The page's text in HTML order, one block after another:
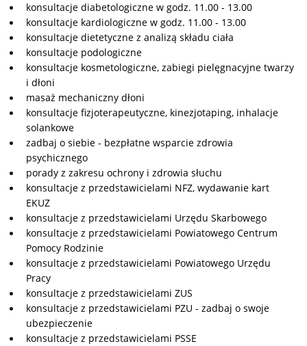
konsultacje diabetologiczne w godz. 11.00 - 13.00
konsultacje kardiologiczne w godz. 11.00 - 13.00
konsultacje dietetyczne z analizą składu ciała
konsultacje podologiczne
konsultacje kosmetologiczne, zabiegi pielęgnacyjne twarzy
i dłoni
masaż mechaniczny dłoni
konsultacje fizjoterapeutyczne, kinezjotaping, inhalacje
solankowe
zadbaj o siebie - bezpłatne wsparcie zdrowia
psychicznego
porady z zakresu ochrony i zdrowia słuchu
konsultacje z przedstawicielami NFZ, wydawanie kart
EKUZ
konsultacje z przedstawicielami Urzędu Skarbowego
konsultacje z przedstawicielami Powiatowego Centrum
Pomocy Rodzinie
konsultacje z przedstawicielami Powiatowego Urzędu
Pracy
konsultacje z przedstawicielami ZUS
konsultacje z przedstawicielami PZU - zadbaj o swoje
ubezpieczenie
konsultacje z przedstawicielami PSSE